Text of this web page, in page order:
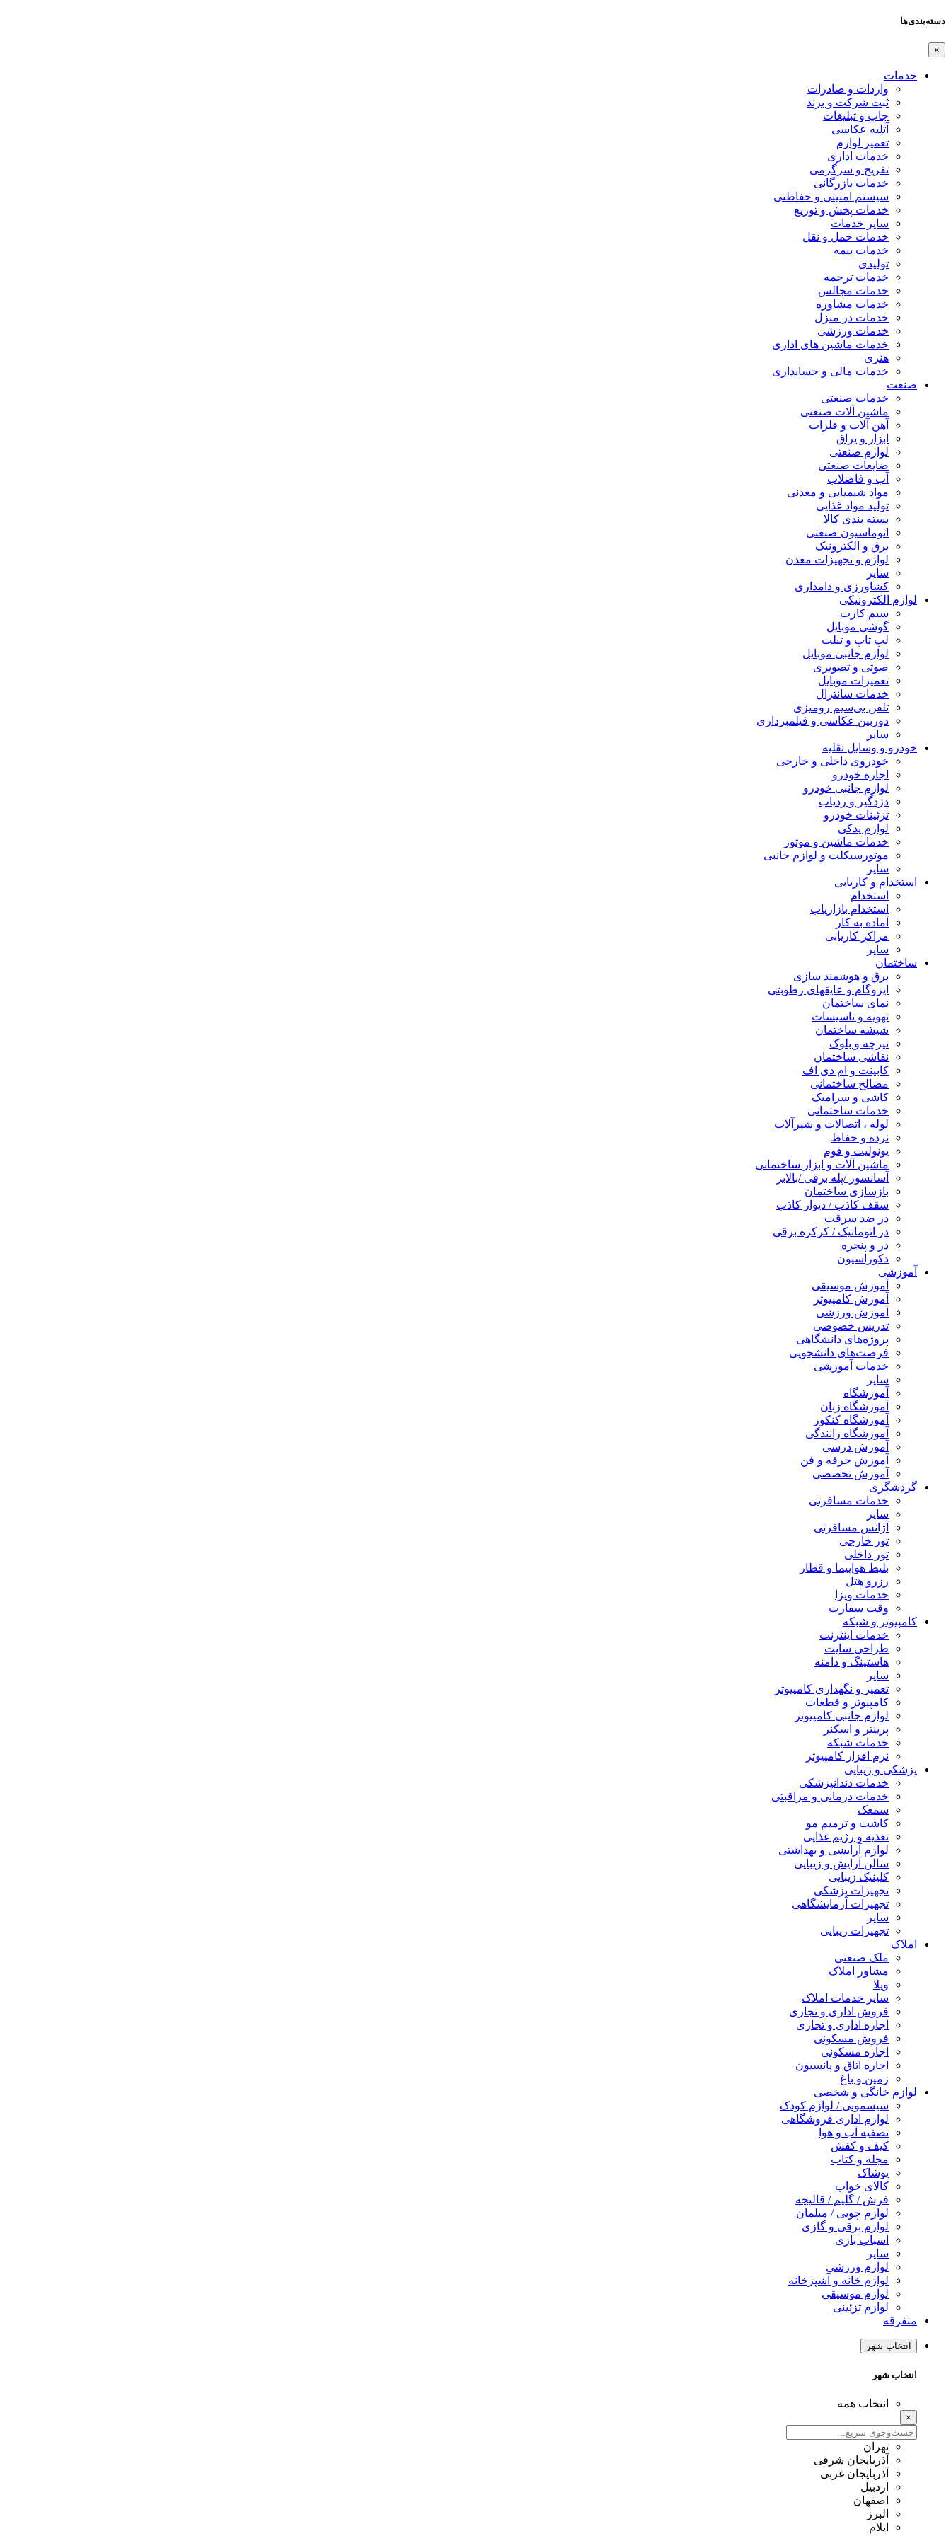
دسته‌بندی‌ها
×
خدمات
واردات و صادرات
ثبت شرکت و برند
چاپ و تبلیغات
آتلیه عکاسی
تعمیر لوازم
خدمات اداری
تفریح و سرگرمی
خدمات بازرگانی
سیستم امنیتی و حفاظتی
خدمات پخش و توزیع
سایر خدمات
خدمات حمل و نقل
خدمات بیمه
تولیدی
خدمات ترجمه
خدمات مجالس
خدمات مشاوره
خدمات در منزل
خدمات ورزشی
خدمات ماشین های اداری
هنری
خدمات مالی و حسابداری
صنعت
خدمات صنعتی
ماشین آلات صنعتی
آهن آلات و فلزات
ابزار و یراق
لوازم صنعتی
ضایعات صنعتی
آب و فاضلاب
مواد شیمیایی و معدنی
تولید مواد غذایی
بسته بندی کالا
اتوماسیون صنعتی
برق و الکترونیک
لوازم و تجهیزات معدن
سایر
کشاورزی و دامداری
لوازم الکترونیکی
سیم کارت
گوشی موبایل
لپ تاپ و تبلت
لوازم جانبی موبایل
صوتی و تصویری
تعمیرات موبایل
خدمات سانترال
تلفن بی‌سیم رومیزی
دوربین عکاسی و فیلمبرداری
سایر
خودرو و وسایل نقلیه
خودروی داخلی و خارجی
اجاره خودرو
لوازم جانبی خودرو
دزدگیر و ردیاب
تزئینات خودرو
لوازم یدکی
خدمات ماشین و موتور
موتورسیکلت و لوازم جانبی
سایر
استخدام و کاریابی
استخدام
استخدام بازاریاب
آماده به کار
مراکز کاریابی
سایر
ساختمان
برق و هوشمند سازی
ایزوگام و عایقهای رطوبتی
نمای ساختمان
تهویه و تاسیسات
شیشه ساختمان
تیرچه و بلوک
نقاشی ساختمان
کابینت و ام دی اف
مصالح ساختمانی
کاشی و سرامیک
خدمات ساختمانی
لوله ، اتصالات و شیرآلات
نرده و حفاظ
یونولیت و فوم
ماشین آلات و ابزار ساختمانی
آسانسور /پله برقی /بالابر
بازسازی ساختمان
سقف کاذب / دیوار کاذب
در ضد سرقت
در اتوماتیک / کرکره برقی
در و پنجره
دکوراسیون
آموزشی
آموزش موسیقی
آموزش کامپیوتر
آموزش ورزشی
تدریس خصوصی
پروژه‌های دانشگاهی
فرصت‌های دانشجویی
خدمات آموزشی
سایر
آموزشگاه
آموزشگاه زبان
آموزشگاه کنکور
آموزشگاه رانندگی
آموزش درسی
آموزش حرفه و فن
آموزش تخصصی
گردشگری
خدمات مسافرتی
سایر
آژانس مسافرتی
تور خارجی
تور داخلی
بلیط هواپیما و قطار
رزرو هتل
خدمات ویزا
وقت سفارت
کامپیوتر و شبکه
خدمات اینترنت
طراحی سایت
هاستینگ و دامنه
سایر
تعمیر و نگهداری کامپیوتر
کامپیوتر و قطعات
لوازم جانبی کامپیوتر
پرینتر و اسکنر
خدمات شبکه
نرم افزار کامپیوتر
پزشکی و زیبایی
خدمات دندانپزشکی
خدمات درمانی و مراقبتی
سمعک
کاشت و ترمیم مو
تغذیه و رژیم غذایی
لوازم آرایشی و بهداشتی
سالن آرایش و زیبایی
کلینیک زیبایی
تجهیزات پزشکی
تجهیزات آزمایشگاهی
سایر
تجهیزات زیبایی
املاک
ملک صنعتی
مشاور املاک
ویلا
سایر خدمات املاک
فروش اداری و تجاری
اجاره اداری و تجاری
فروش مسکونی
اجاره مسکونی
اجاره اتاق و پانسیون
زمین و باغ
لوازم خانگی و شخصی
سیسمونی / لوازم کودک
لوازم اداری فروشگاهی
تصفیه آب و هوا
کیف و کفش
مجله و کتاب
پوشاک
کالای خواب
فرش / گلیم / قالیچه
لوازم چوبی / مبلمان
لوازم برقی و گازی
اسباب بازی
سایر
لوازم ورزشی
لوازم خانه و آشپزخانه
لوازم موسیقی
لوازم تزئینی
متفرقه
انتخاب شهر
انتخاب شهر
انتخاب همه
×
تهران
آذربایجان شرقی
آذربایجان غربی
اردبیل
اصفهان
البرز
ایلام